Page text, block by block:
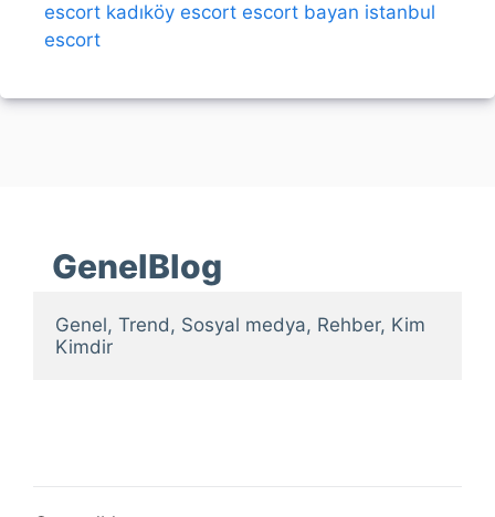
escort kadıköy escort escort bayan istanbul
escort
GenelBlog
Genel, Trend, Sosyal medya, Rehber, Kim
Kimdir